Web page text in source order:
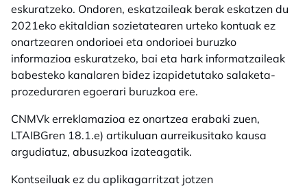
eskuratzeko. Ondoren, eskatzaileak berak eskatzen du
2021eko ekitaldian sozietatearen urteko kontuak ez
onartzearen ondorioei eta ondorioei buruzko
informazioa eskuratzeko, bai eta hark informatzaileak
babesteko kanalaren bidez izapidetutako salaketa-
prozeduraren egoerari buruzkoa ere.
CNMVk erreklamazioa ez onartzea erabaki zuen,
LTAIBGren 18.1.e) artikuluan aurreikusitako kausa
argudiatuz, abusuzkoa izateagatik.
Kontseiluak ez du aplikagarritzat jotzen